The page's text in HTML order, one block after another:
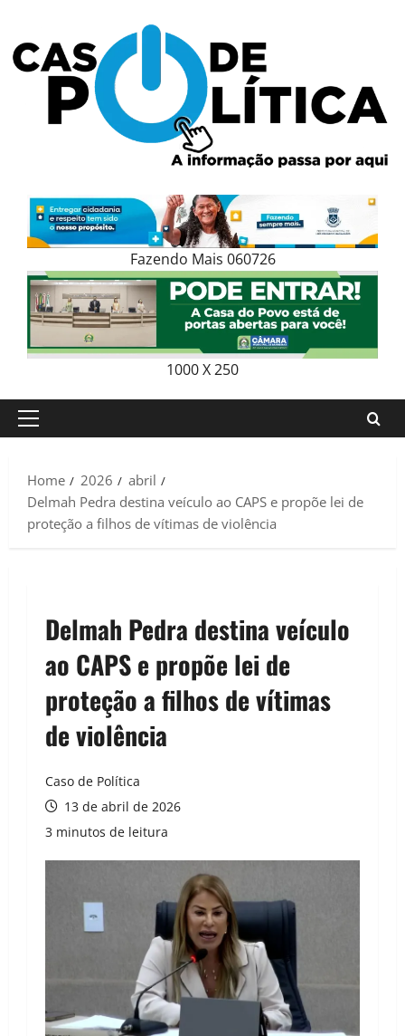
content
Fazendo Mais 060726
1000 X 250
Primary
Home
2026
abril
Delmah Pedra destina veículo ao CAPS e propõe lei de
proteção a filhos de vítimas de violência
Delmah Pedra destina veículo
ao CAPS e propõe lei de
proteção a filhos de vítimas
de violência
Caso de Política
13 de abril de 2026
3 minutos de leitura